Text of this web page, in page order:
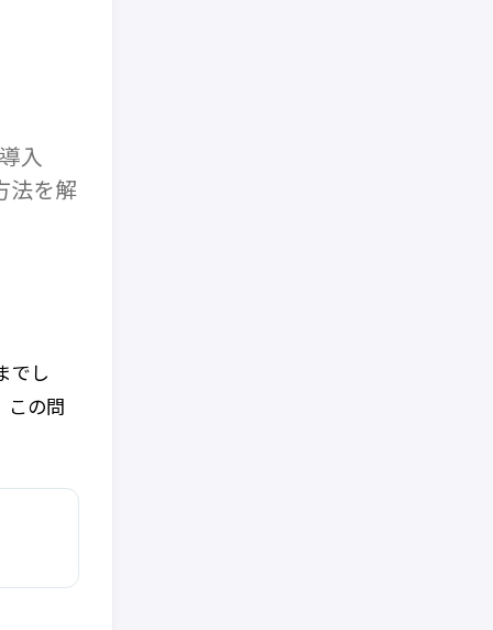
入
法を解
でし
この問